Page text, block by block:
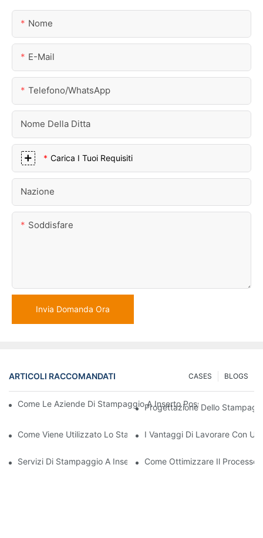
Nome
E-Mail
Telefono/WhatsApp
Nome Della Ditta
Carica I Tuoi Requisiti
Nazione
Soddisfare
Invia Domanda Ora
ARTICOLI RACCOMANDATI BLOGS
CASES
Come Le Aziende Di Stampaggio A Inserto Possono Gestire
Progettazione Dello
Come Viene Utilizzato Lo Stampaggio Di Inserti In Plastica Per
I Vantaggi Di Lavorare Con
Servizi Di Stampaggio A Inserto: Perché Sono La Scelta
Come Ottimizzare Il Processo